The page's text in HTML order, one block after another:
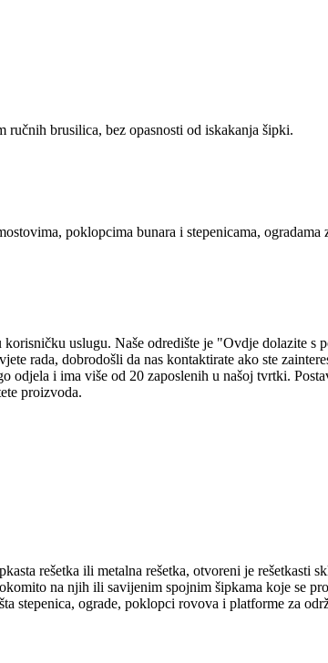
brusilica, bez opasnosti od iskakanja šipki.
poklopcima bunara i stepenicama,
uslugu. Naše odredište je "Ovdje dolazite s
rada, dobrodošli da nas kontaktirate ako ste
odjela i ima više od 20 zaposlenih u našoj tvrtki.
proizvoda.
rešetka ili metalna rešetka, otvoreni je
na njih ili savijenim spojnim šipkama koje se
stepenica, ograde, poklopci rovova i platforme za